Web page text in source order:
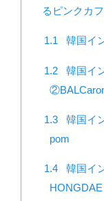
るピンクカ
1.1 韓国イ
1.2
韓国イ
1.3
韓国イ
pom
1.4
韓国イ